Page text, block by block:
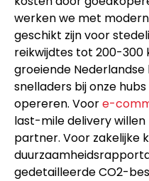
werken we met
geschikt zijn voor
reikwijdtes tot 200-300
groeiende
snelladers bij onze
opereren. Voore-
last-mile delivery willen
partner. Voor zakelijke
gedetailleerde CO2-